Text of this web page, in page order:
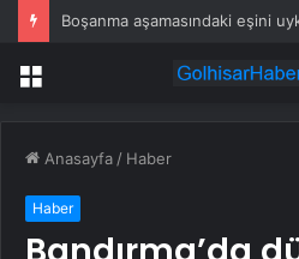
Boşanma aşamasındaki eşini
Menü
Anasayfa / Haber
Haber